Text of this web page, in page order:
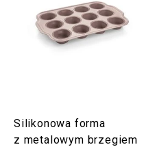
Silikonowa forma
z metalowym brzegiem